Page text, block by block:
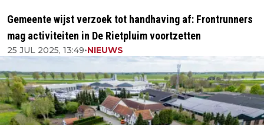
Gemeente wijst verzoek tot handhaving af: Frontrunners
mag activiteiten in De Rietpluim voortzetten
25 JUL 2025, 13:49•NIEUWS